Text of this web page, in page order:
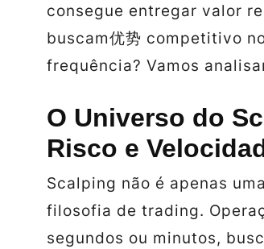
consegue entregar valor
buscam优势 competitivo
frequência? Vamos
O Universo do
Risco e
Scalping não é apenas
filosofia de trading.
segundos ou minutos,